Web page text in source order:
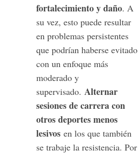
fortalecimiento y daño. A
su vez, esto puede resultar
en problemas persistentes
que podrían haberse evitado
con un enfoque más
moderado y
supervisado. Alternar
sesiones de carrera con
otros deportes menos
lesivosen los que también
se trabaje la resistencia. Por